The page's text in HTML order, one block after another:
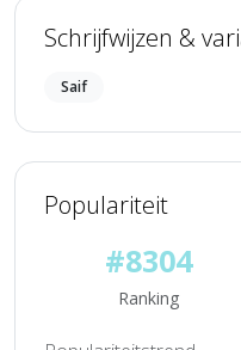
Schrijfwijzen &
Saif
Populariteit
#8304
Ranking